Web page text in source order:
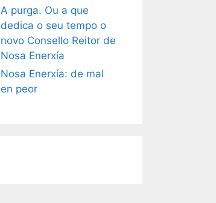
A purga. Ou a que
dedica o seu tempo o
novo Consello Reitor de
Nosa Enerxía
Nosa Enerxía: de mal
en peor